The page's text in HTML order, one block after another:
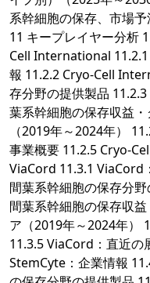
系幹細胞の保存、市場
11 キープレイヤー分析
Cell International
報 11.2.2 Cryo-Cell
存分野の提供製品
葉系幹細胞の保存収益
（2019年～2024年）
事業概要 11.2.5 Cryo-
ViaCord 11.3.1 ViaCord
間葉系幹細胞の保存分
間葉系幹細胞の保存収
ア（2019年～2024年）
11.3.5 ViaCord：直近の
StemCyte：企業情報